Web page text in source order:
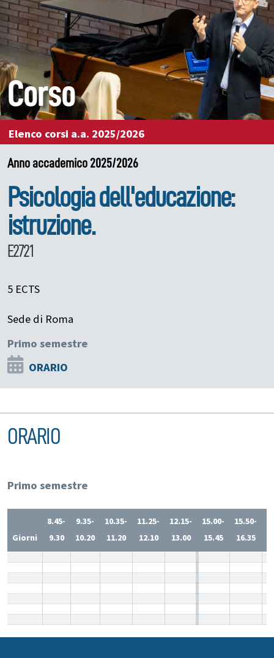
Corso
Elenco corsi a.a. 2025/2026
Anno accademico 2025/2026
Psicologia dell'educazione:
istruzione.
E2721
5 ECTS
Sede di Roma
Primo semestre
ORARIO
ORARIO
Primo semestre
Giorni
8.45-
9.30
9.35-
10.20
10.35-
11.20
11.25-
12.10
12.15-
13.00
15.00-
15.45
15.50-
16.35